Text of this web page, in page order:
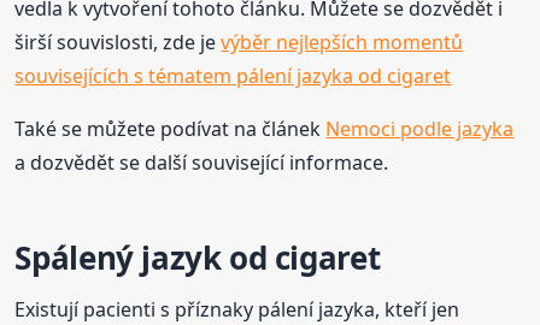
vedla k vytvoření tohoto článku. Můžete se dozvědět i
širší souvislosti, zde jevýběr nejlepších momentů
souvisejících s tématem pálení jazyka od cigaret
Také se můžete podívat na článek Nemoci podle jazyka
a dozvědět se další související informace.
Spálený jazyk od cigaret
Existují pacienti s příznaky pálení jazyka, kteří jen